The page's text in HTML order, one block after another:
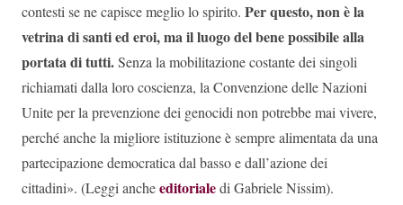
contesti se ne capisce meglio lo spirito. Per questo, non è la
vetrina di santi ed eroi, ma il luogo del bene possibile alla
portata di tutti.Senza la mobilitazione costante dei singoli
richiamati dalla loro coscienza, la Convenzione delle Nazioni
Unite per la prevenzione dei genocidi non potrebbe mai vivere,
perché anche la migliore istituzione è sempre alimentata da una
partecipazione democratica dal basso e dall’azione dei
cittadini». (Leggi ancheeditorialedi Gabriele Nissim).